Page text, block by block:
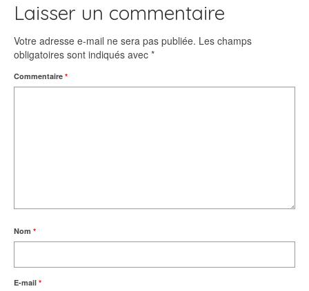
Laisser un commentaire
Votre adresse e-mail ne sera pas publiée. Les champs
obligatoires sont indiqués avec *
Commentaire *
Nom *
E-mail *